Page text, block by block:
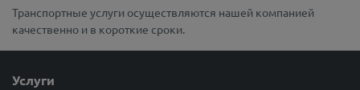
Транспортные услуги осуществляются нашей компанией
качественно и в короткие сроки.
Услуги